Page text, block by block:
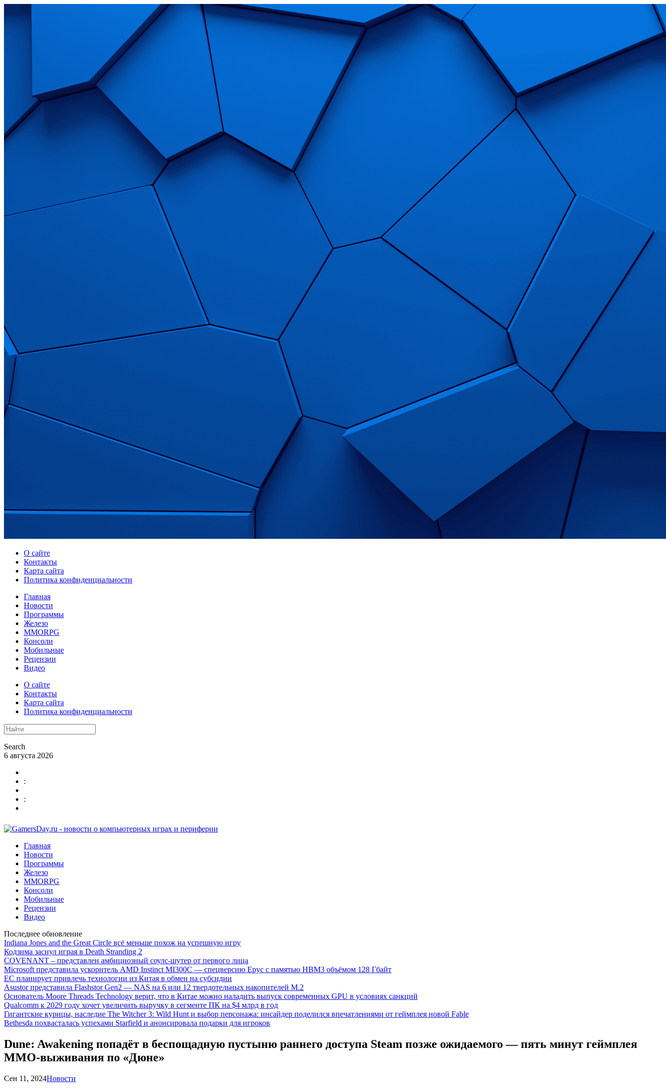
О сайте
Контакты
Карта сайта
Политика конфиденциальности
Главная
Новости
Программы
Железо
MMORPG
Консоли
Мобильные
Рецензии
Видео
О сайте
Контакты
Карта сайта
Политика конфиденциальности
Search
6 августа 2026
:
:
Главная
Новости
Программы
Железо
MMORPG
Консоли
Мобильные
Рецензии
Видео
Последнее обновление
Indiana Jones and the Great Circle всё меньше похож на успешную игру
Кодзима заснул играя в Death Stranding 2
COVENANT – представлен амбициозный соулс-шутер от первого лица
Microsoft представила ускоритель AMD Instinct MI300C — спецверсию Epyc с памятью HBM3 объёмом 128 Гбайт
ЕС планирует привлечь технологии из Китая в обмен на субсидии
Asustor представила Flashstor Gen2 — NAS на 6 или 12 твердотельных накопителей M.2
Основатель Moore Threads Technology верит, что в Китае можно наладить выпуск современных GPU в условиях санкций
Qualcomm к 2029 году хочет увеличить выручку в сегменте ПК на $4 млрд в год
Гигантские курицы, наследие The Witcher 3: Wild Hunt и выбор персонажа: инсайдер поделился впечатлениями от геймплея новой Fable
Bethesda похвасталась успехами Starfield и анонсировала подарки для игроков
Dune: Awakening попадёт в беспощадную пустыню раннего доступа Steam позже ожидаемого — пять минут геймплея
MMO-выживания по «Дюне»
Сен 11, 2024Новости